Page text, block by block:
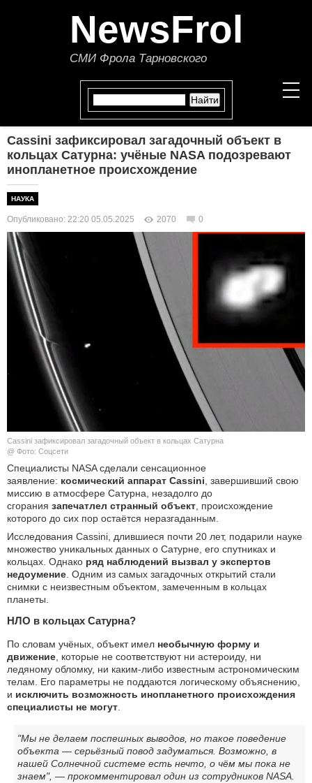
NewsFrol
СМИ Фрола Тарновского
НОВОСТИ
ПОЛИТИКА
ЭКОНОМИКА
В МИРЕ
ОБЩЕСТВО
КУЛЬТУРА
ШОУ-БИЗНЕС
АВТО И МОТО
ЭГОИЗМ
Cassini зафиксировал загадочный объект в
кольцах Сатурна: учёные NASA подозревают
инопланетное происхождение
НАУКА
Опубликовано: 22:20 05.05.2025 2070 0
Cassini зафиксировал загадочный объект в кольцах Сатурна
@ Фото: Соцсети
Специалисты NASA сделали сенсационное
заявление: космический аппарат Cassini, завершивший свою
миссию в атмосфере Сатурна, незадолго до
сгорания запечатлел странный объект, происхождение
которого до сих пор остаётся неразгаданным.
Исследования Cassini, длившиеся почти 20 лет, подарили науке
множество уникальных данных о Сатурне, его спутниках и
кольцах. Однако ряд наблюдений вызвал у экспертов
недоумение. Одним из самых загадочных открытий стали
снимки с неизвестным объектом, замеченным в кольцах
планеты.
НЛО в кольцах Сатурна?
По словам учёных, объект имел необычную форму и
движение, которые не соответствуют ни астероиду, ни
ледяному обломку, ни каким-либо известным астрономическим
телам. Его параметры не поддаются логическому объяснению,
и исключить возможность инопланетного происхождения
специалисты не могут.
"Мы не делаем поспешных выводов, но такое поведение
объекта — серьёзный повод задуматься. Возможно, в
нашей Солнечной системе есть нечто, о чём мы пока не
знаем", — прокомментировал один из сотрудников NASA.